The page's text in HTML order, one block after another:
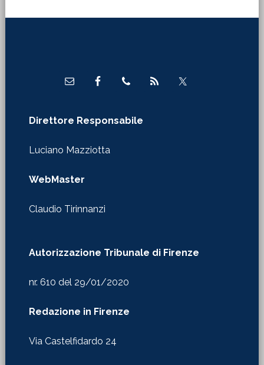
Direttore Responsabile
Luciano Mazziotta
WebMaster
Claudio Tirinnanzi
Autorizzazione Tribunale di Firenze
nr. 610 del 29/01/2020
Redazione in Firenze
Via Castelfidardo 24